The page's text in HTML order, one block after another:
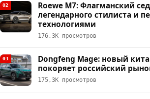
02
Roewe M7: Флагманский
легендарного стилиста и
технологиями
176,3К просмотров
03
Dongfeng Mage: новый
покоряет российский
175,3К просмотров